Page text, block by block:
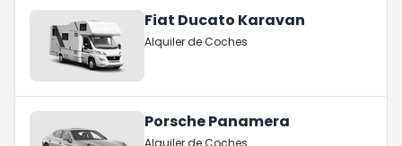
Fiat Ducato Karavan
Alquiler de Coches
Porsche Panamera
Alquiler de Coches